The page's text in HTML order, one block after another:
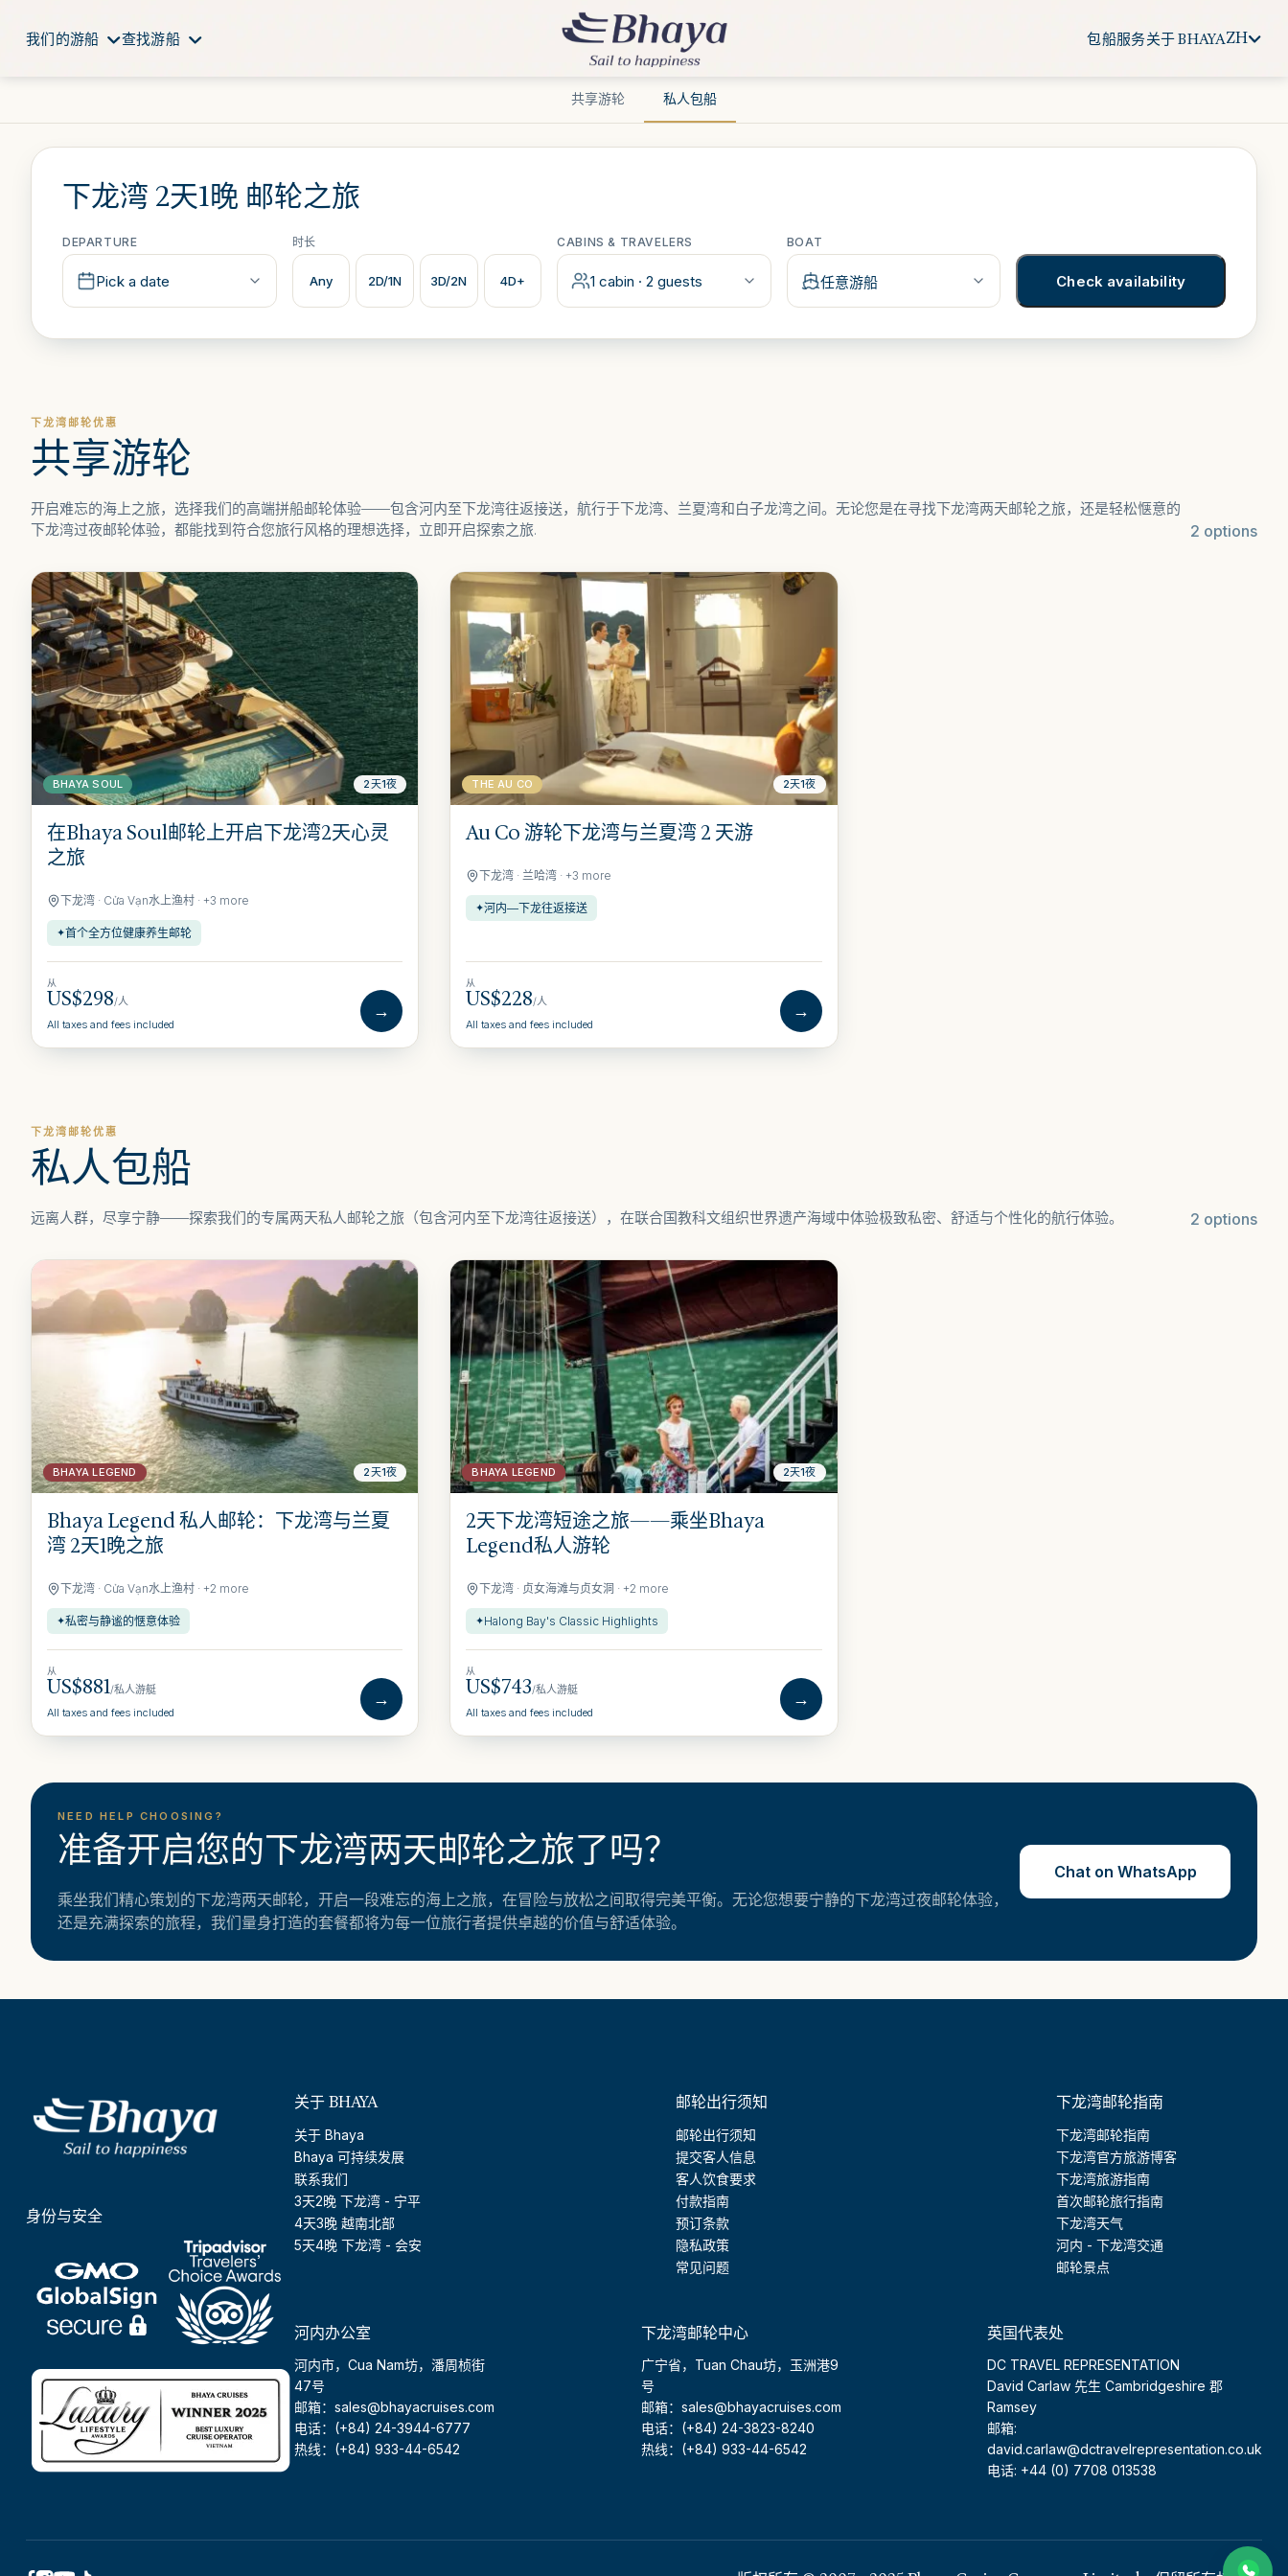
我们的游船 查找游船 包船服务关于 BHAYAZH
共享游轮 私人包船
下龙湾 2天1晚 邮轮之旅
DEPARTURE
Pick a date
时长
Any 2D/1N 3D/2N 4D+
CABINS & TRAVELERS
1 cabin · 2 guests
BOAT
任意游船 Check availability
下龙湾邮轮优惠
共享游轮
开启难忘的海上之旅，选择我们的高端拼船邮轮体验——包含河内至下龙湾往返接送，航行于下龙湾、兰夏湾和白子龙湾之间。无论您是在寻找下龙湾两天邮轮之旅，还是轻松惬意的
下龙湾过夜邮轮体验，都能找到符合您旅行风格的理想选择，立即开启探索之旅.
2 options
BHAYA SOUL 2天1夜
在Bhaya Soul邮轮上开启下龙湾2天心灵
之旅
下龙湾 · Cửa Vạn水上渔村 · +3 more
✦首个全方位健康养生邮轮
从
US$298/人
All taxes and fees included
→
THE AU CO 2天1夜
Au Co 游轮下龙湾与兰夏湾 2 天游
下龙湾 · 兰哈湾 · +3 more
✦河内—下龙往返接送
从
US$228/人
All taxes and fees included
→
下龙湾邮轮优惠
私人包船
远离人群，尽享宁静——探索我们的专属两天私人邮轮之旅（包含河内至下龙湾往返接送），在联合国教科文组织世界遗产海域中体验极致私密、舒适与个性化的航行体验。 2 options
BHAYA LEGEND 2天1夜
Bhaya Legend 私人邮轮：下龙湾与兰夏
湾 2天1晚之旅
下龙湾 · Cửa Vạn水上渔村 · +2 more
✦私密与静谧的惬意体验
从
US$881/私人游艇
All taxes and fees included
→
BHAYA LEGEND 2天1夜
2天下龙湾短途之旅——乘坐Bhaya
Legend私人游轮
下龙湾 · 贞女海滩与贞女洞 · +2 more
✦Halong Bay's Classic Highlights
从
US$743/私人游艇
All taxes and fees included
→
NEED HELP CHOOSING?
准备开启您的下龙湾两天邮轮之旅了吗？
乘坐我们精心策划的下龙湾两天邮轮，开启一段难忘的海上之旅，在冒险与放松之间取得完美平衡。无论您想要宁静的下龙湾过夜邮轮体验，
还是充满探索的旅程，我们量身打造的套餐都将为每一位旅行者提供卓越的价值与舒适体验。
Chat on WhatsApp
身份与安全
关于 BHAYA
关于 Bhaya
Bhaya 可持续发展
联系我们
3天2晚 下龙湾 - 宁平
4天3晚 越南北部
5天4晚 下龙湾 - 会安
邮轮出行须知
邮轮出行须知
提交客人信息
客人饮食要求
付款指南
预订条款
隐私政策
常见问题
下龙湾邮轮指南
下龙湾邮轮指南
下龙湾官方旅游博客
下龙湾旅游指南
首次邮轮旅行指南
下龙湾天气
河内 - 下龙湾交通
邮轮景点
河内办公室
河内市，Cua Nam坊，潘周桢街
47号
邮箱：sales@bhayacruises.com
电话：(+84) 24-3944-6777
热线：(+84) 933-44-6542
下龙湾邮轮中心
广宁省，Tuan Chau坊，玉洲港9
号
邮箱：sales@bhayacruises.com
电话：(+84) 24-3823-8240
热线：(+84) 933-44-6542
英国代表处
DC TRAVEL REPRESENTATION
David Carlaw 先生 Cambridgeshire 郡
Ramsey
邮箱:
david.carlaw@dctravelrepresentation.co.uk
电话: +44 (0) 7708 013538